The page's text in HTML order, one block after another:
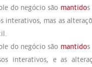
do negócio são mantidos
interativos, mas as
do negócio são mantidos
interativos, e as